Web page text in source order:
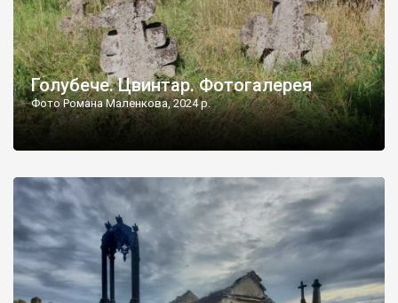
Голубече. Цвинтар. Фотогалерея
Фото Романа Маленкова, 2024 р.